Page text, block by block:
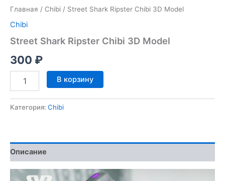
Главная / Chibi / Street Shark Ripster Chibi 3D Model
Chibi
Street Shark Ripster Chibi 3D Model
300 ₽
Количество
товара
Shark
Model
В корзину
Категория: Chibi
Описание